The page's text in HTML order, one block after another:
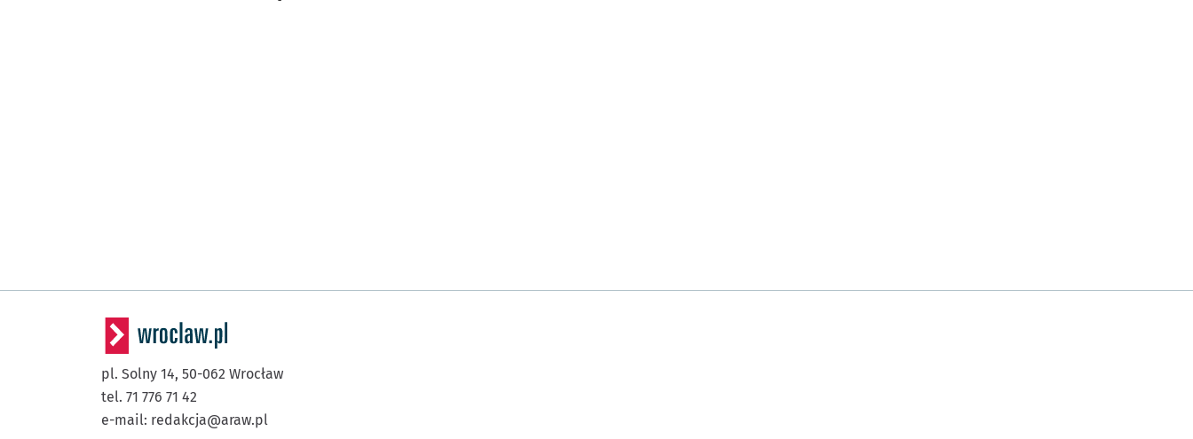
pl. Solny 14, 50-062 Wrocław
tel. 71 776 71 42
e-mail: redakcja@araw.pl